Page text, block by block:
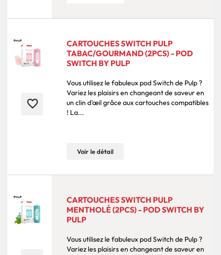
favorite_border
CARTOUCHES SWITCH PULP
TABAC/GOURMAND (2PCS) - POD
SWITCH BY PULP
Vous utilisez le fabuleux pod Switch de Pulp ?
Variez les plaisirs en changeant de saveur en
un clin d'œil grâce aux cartouches compatibles
! La...
Voir le détail
CARTOUCHES SWITCH PULP
MENTHOLÉ (2PCS) - POD SWITCH BY
PULP
Vous utilisez le fabuleux pod Switch de Pulp ?
Variez les plaisirs en changeant de saveur en